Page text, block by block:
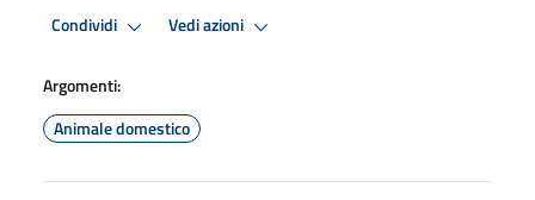
Condividi Vedi azioni
Argomenti:
Animale domestico